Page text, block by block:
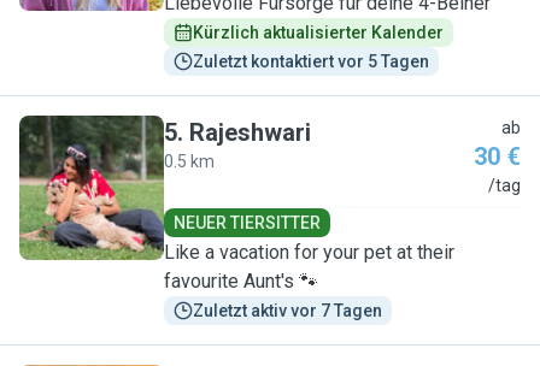
Kürzlich aktualisierter Kalender
Zuletzt kontaktiert vor 5 Tagen
R
5. Rajeshwari
0.5 km
ab
30 €
/tag
NEUER TIERSITTER
Like a vacation for your pet at their
favourite Aunt's 🐾
Zuletzt aktiv vor 7 Tagen